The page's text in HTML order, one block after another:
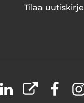
Tilaa uutiskirje
LinkedIn
X